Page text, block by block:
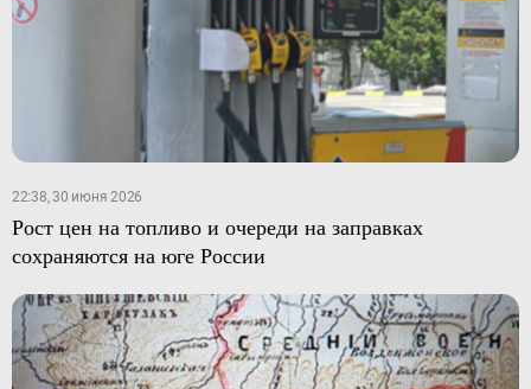
22:38, 30 июня 2026
Рост цен на топливо и очереди на заправках
сохраняются на юге России